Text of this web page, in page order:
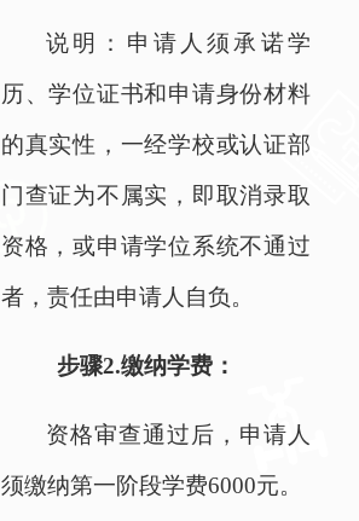
说明：申请人须承诺学
历、学位证书和申请身份材料
的真实性，一经学校或认证部
门查证为不属实，即取消录取
资格，或申请学位系统不通过
者，责任由申请人自负。
步骤2.缴纳学费：
资格审查通过后，申请人
须缴纳第一阶段学费6000元。